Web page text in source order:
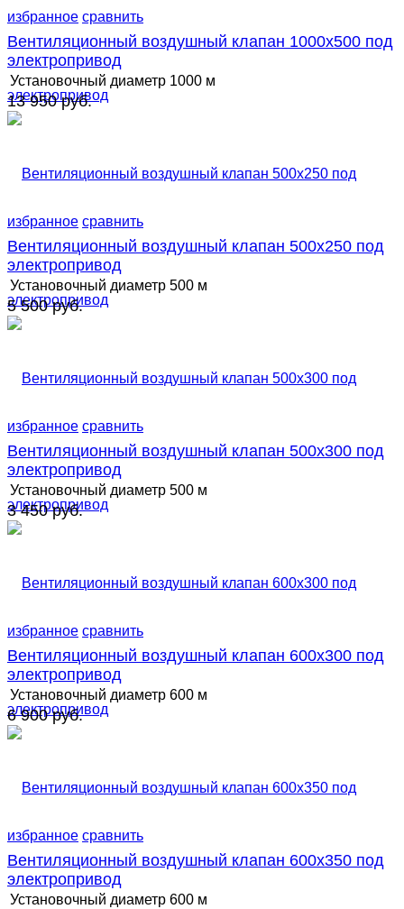
избранное сравнить
избранное сравнить
Вентиляционный воздушный клапан 1000х500 под
электропривод
Установочный диаметр 1000 м
13 950 руб.
избранное сравнить
Вентиляционный воздушный клапан 500х250 под
электропривод
Установочный диаметр 500 м
5 500 руб.
избранное сравнить
Вентиляционный воздушный клапан 500х300 под
электропривод
Установочный диаметр 500 м
3 450 руб.
избранное сравнить
Вентиляционный воздушный клапан 600х300 под
электропривод
Установочный диаметр 600 м
6 900 руб.
Вентиляционный воздушный клапан 600х350 под
электропривод
Установочный диаметр 600 м